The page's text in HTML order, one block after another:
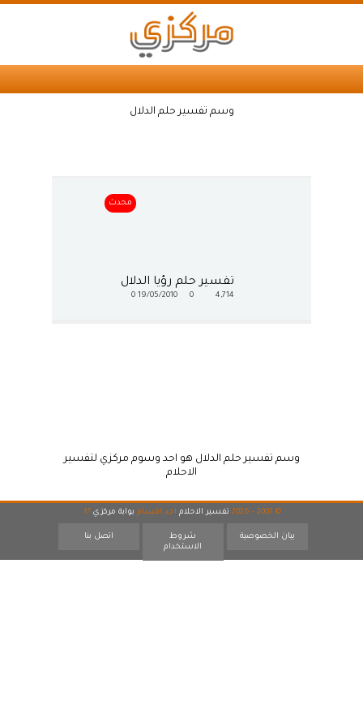
وسم تفسير حلم الدلال
محدث
تفسير حلم رؤيا الدلال
4,714
0
19/05/2010
0
وسم تفسير حلم الدلال هو احد وسوم مركزي لتفسير
الاحلام
© 2007 - 2026 تفسير الاحلام احد اقسام بوابة مركزي 17
بيان الخصوصية
شروط
الاستخدام
اتصل بنا